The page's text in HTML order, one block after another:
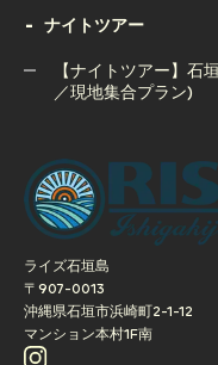
【夕方開催】石垣島
ナイトツアー
【ナイトツアー】石
／現地集合プラン)
／現地集合プラン)
ライズ石垣島
〒907-0013
沖縄県石垣市浜崎町2-1-12
マンション本村1F南